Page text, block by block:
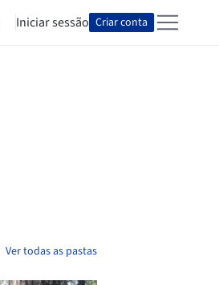
Iniciar sessão Criar conta
Ver todas as pastas